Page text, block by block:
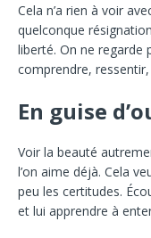
Cela n’a rien à voir
quelconque
liberté. On ne regarde
comprendre, ressentir,
En guise
Voir la beauté
l’on aime déjà. Cela
peu les certitudes.
et lui apprendre à